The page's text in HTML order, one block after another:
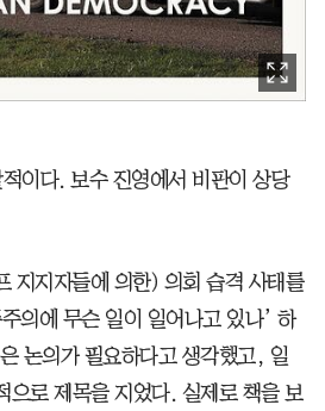
이다. 보수 진영에서 비판이 상당
지지자들에 의한) 의회 습격 사태를
의에 무슨 일이 일어나고 있나’ 하
논의가 필요하다고 생각했고, 일
으로 제목을 지었다. 실제로 책을 보